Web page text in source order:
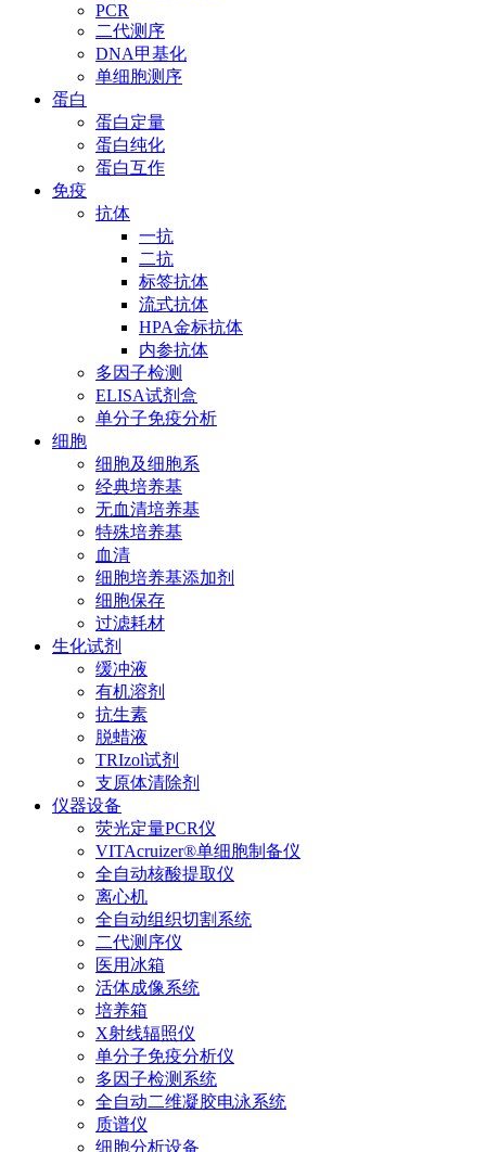
PCR
二代测序
DNA甲基化
单细胞测序
蛋白
蛋白定量
蛋白纯化
蛋白互作
免疫
抗体
一抗
二抗
标签抗体
流式抗体
HPA金标抗体
内参抗体
多因子检测
ELISA试剂盒
单分子免疫分析
细胞
细胞及细胞系
经典培养基
无血清培养基
特殊培养基
血清
细胞培养基添加剂
细胞保存
过滤耗材
生化试剂
缓冲液
有机溶剂
抗生素
脱蜡液
TRIzol试剂
支原体清除剂
仪器设备
荧光定量PCR仪
VITAcruizer®单细胞制备仪
全自动核酸提取仪
离心机
全自动组织切割系统
二代测序仪
医用冰箱
活体成像系统
培养箱
X射线辐照仪
单分子免疫分析仪
多因子检测系统
全自动二维凝胶电泳系统
质谱仪
细胞分析设备